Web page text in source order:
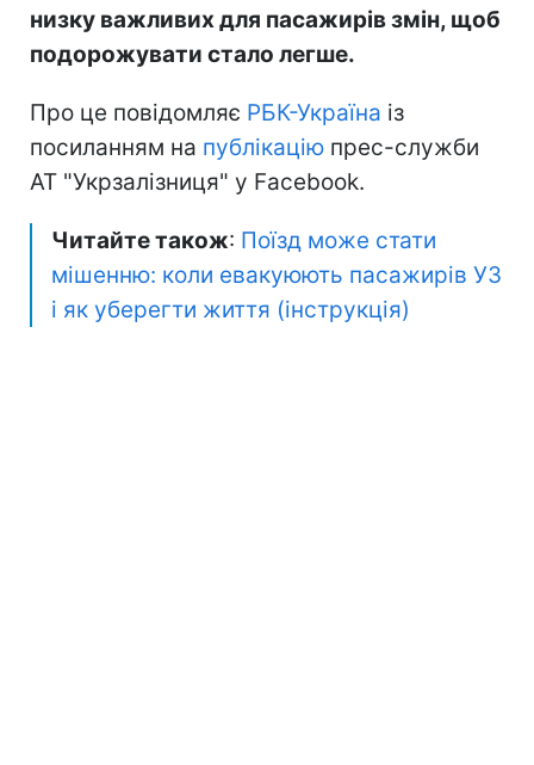
низку важливих для пасажирів змін, щоб
подорожувати стало легше.
Про це повідомляє РБК-Україна із
посиланням на публікацію прес-служби
АТ "Укрзалізниця" у Facebook.
Читайте також: Поїзд може стати
мішенню: коли евакуюють пасажирів УЗ
і як уберегти життя (інструкція)